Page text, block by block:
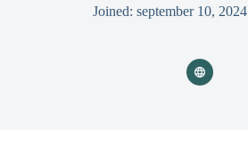
Joined: september 10, 2024